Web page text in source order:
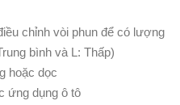
chỉnh vòi phun để có lượng
bình và L: Thấp)
hoặc dọc
ứng dụng ô tô